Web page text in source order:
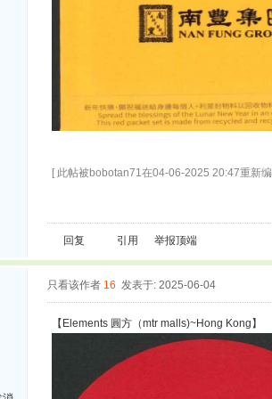
[ 此帖被bobotan71在04-06-2025 20:47重新
回复 引用 举报顶端
只看该作者 16 发表于: 2025-06-04
【Elements 圓方（mtr malls)~Hong Kong】